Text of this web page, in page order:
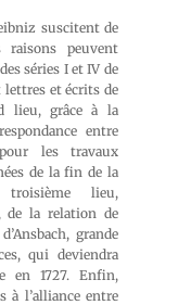
suscitent de
peuvent
séries I et IV de
lettres et écrits de
lieu, grâce à la
entre
les travaux
de la fin de la
lieu,
de la relation de
grande
qui deviendra
en 1727. Enfin,
à l’alliance entre